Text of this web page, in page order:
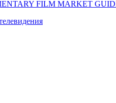
FILM MARKET